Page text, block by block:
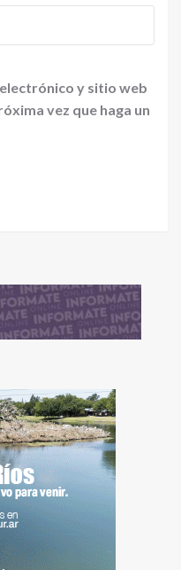
y sitio web
vez que haga un